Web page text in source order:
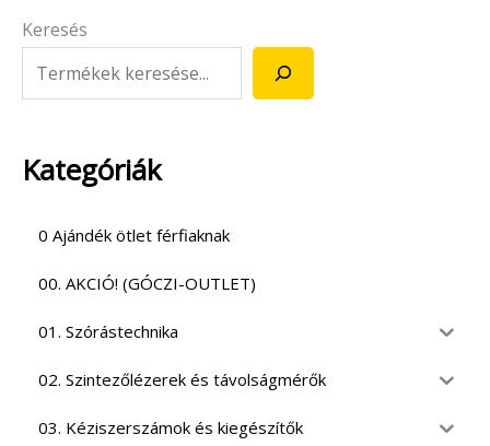
Keresés
Kategóriák
0 Ajándék ötlet férfiaknak
00. AKCIÓ! (GÓCZI-OUTLET)
01. Szórástechnika
02. Szintezőlézerek és távolságmérők
03. Kéziszerszámok és kiegészítők